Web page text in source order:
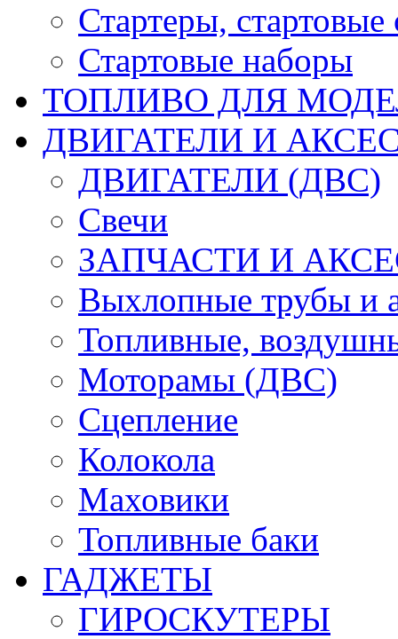
Стартеры, стартовые
Стартовые наборы
ТОПЛИВО ДЛЯ
ДВИГАТЕЛИ И
ДВИГАТЕЛИ (ДВС)
Свечи
ЗАПЧАСТИ И
Выхлопные трубы и
Топливные,
Моторамы (ДВС)
Сцепление
Колокола
Маховики
Топливные баки
ГАДЖЕТЫ
ГИРОСКУТЕРЫ